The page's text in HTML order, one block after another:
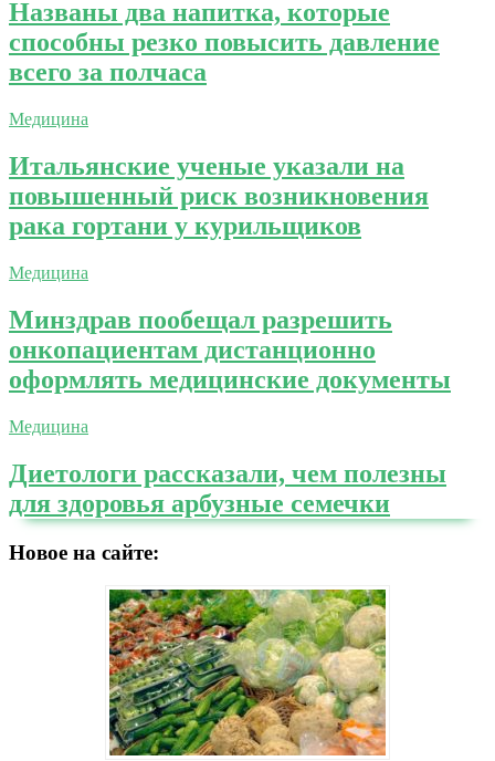
Названы два напитка, которые
способны резко повысить давление
всего за полчаса
Медицина
Итальянские ученые указали на
повышенный риск возникновения
рака гортани у курильщиков
Медицина
Минздрав пообещал разрешить
онкопациентам дистанционно
оформлять медицинские документы
Медицина
Диетологи рассказали, чем полезны
для здоровья арбузные семечки
Новое на сайте: